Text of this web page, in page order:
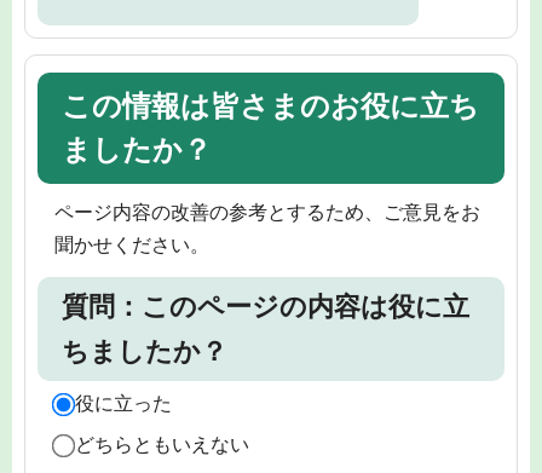
この情報は皆さまのお役に立ち
ましたか？
ページ内容の改善の参考とするため、ご意見をお
聞かせください。
質問：このページの内容は役に立
ちましたか？
役に立った
どちらともいえない